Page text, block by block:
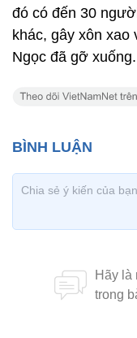
đó có đến 30
khác, gây xôn xao
Ngọc đã gỡ xuống.